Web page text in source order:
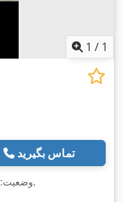
1 / 1
تماس بگیرید
وضعیت:,